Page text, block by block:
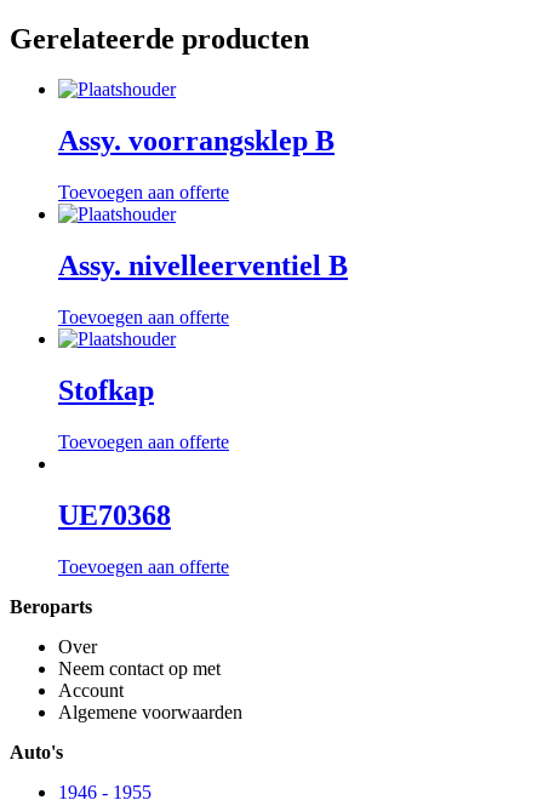
Gerelateerde producten
Assy. voorrangsklep B
Toevoegen aan offerte
Assy. nivelleerventiel B
Toevoegen aan offerte
Stofkap
Toevoegen aan offerte
UE70368
Toevoegen aan offerte
Beroparts
Over
Neem contact op met
Account
Algemene voorwaarden
Auto's
1946 - 1955